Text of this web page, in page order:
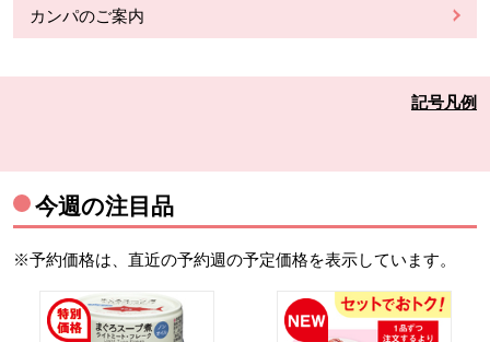
カンパのご案内
記号凡例
今週の注目品
※予約価格は、直近の予約週の予定価格を表示しています。